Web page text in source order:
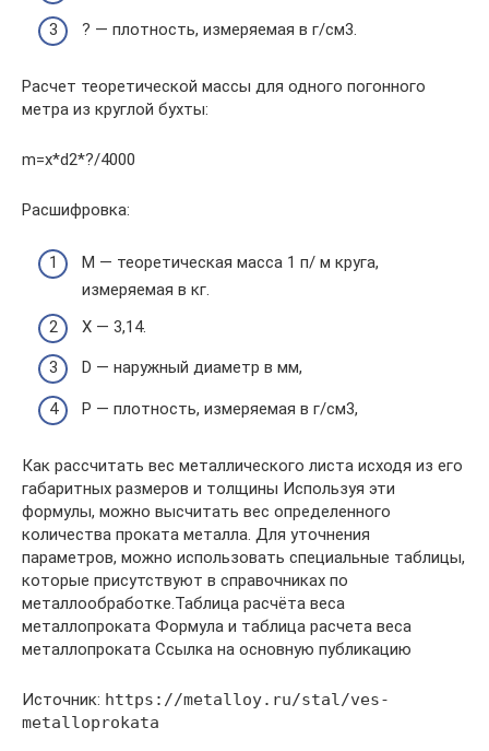
? — плотность, измеряемая в г/см3.
Расчет теоретической массы для одного погонного
метра из круглой бухты:
m=x*d2*?/4000
Расшифровка:
М — теоретическая масса 1 п/ м круга,
измеряемая в кг.
X — 3,14.
D — наружный диаметр в мм,
P — плотность, измеряемая в г/см3,
Как рассчитать вес металлического листа исходя из его
габаритных размеров и толщины Используя эти
формулы, можно высчитать вес определенного
количества проката металла. Для уточнения
параметров, можно использовать специальные таблицы,
которые присутствуют в справочниках по
металлообработке.Таблица расчёта веса
металлопроката Формула и таблица расчета веса
металлопроката Ссылка на основную публикацию
Источник: https://metalloy.ru/stal/ves-
metalloprokata